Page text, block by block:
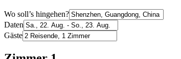
Wo soll’s hingehen?
Daten
Gäste